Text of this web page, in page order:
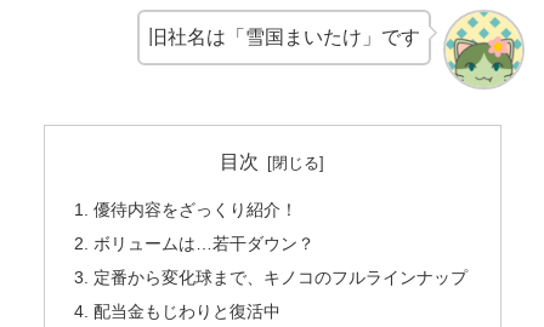
旧社名は「雪国まいたけ」です
目次
優待内容をざっくり紹介！
ボリュームは…若干ダウン？
定番から変化球まで、キノコのフルラインナップ
配当金もじわりと復活中